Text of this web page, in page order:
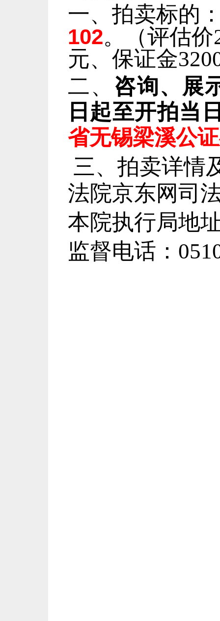
一、拍卖标的
102。（评估价
元、保证金
二、 咨询、展
日起至开拍当
省无锡梁溪公
三、 拍卖详情
法院京东网司
本院执行局地
监督电话：